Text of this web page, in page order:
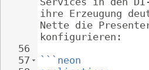
56
57
ihre Erzeugung
Nette die
konfigurieren:
```neon